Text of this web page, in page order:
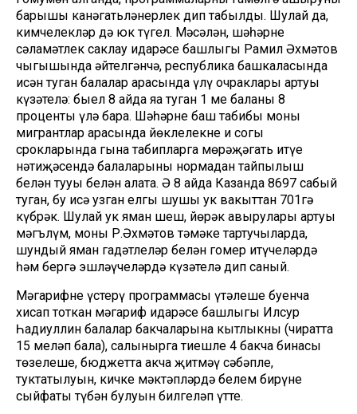
барышы канәгатьләнерлек дип табылды. Шулай да,
кимчелекләр дә юк түгел. Мәсәлән, шәһәрнең
сәламәтлек саклау идарәсе башлыгы Рамил Әхмәтов
чыгышында әйтелгәнчә, республика башкаласында
исән туган балалар арасында үлү очраклары артуы
күзәтелә: быел 8 айда яңа туган 1 мең баланың 8
проценты үлә бара. Шәһәрнең баш табибы моны
мигрантлар арасында йөклелекнең иң соңгы
срокларында гына табипларга мөрәҗәгать итүе
нәтиҗәсендә балаларының нормадан тайпылыш
белән тууы белән аңлата. Ә 8 айда Казанда 8697 сабый
туган, бу исә узган елгы шушы ук вакыттан 701гә
күбрәк. Шулай ук яман шеш, йөрәк авырулары артуы
мәгълүм, моны Р.Әхмәтов тәмәке тартучыларда,
шундый яман гадәтлеләр белән гомер итүчеләрдә
һәм бергә эшләүчеләрдә күзәтелә дип саный.
Мәгарифне үстерү программасы үтәлеше буенча
хисап тоткан мәгариф идарәсе башлыгы Илсур
Һадиуллин балалар бакчаларына кытлыкны (чиратта
15 меңләп бала), салынырга тиешле 4 бакча бинасы
төзелеше, бюджетта акча җитмәү сәбәпле,
туктатылуын, кичке мәктәпләрдә белем бирүнең
сыйфаты түбән булуын билгеләп үтте.